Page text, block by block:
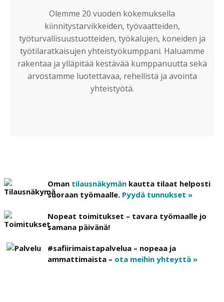
Olemme 20 vuoden kokemuksella
kiinnitystarvikkeiden, työvaatteiden,
työturvallisuustuotteiden, työkalujen, koneiden ja
työtilaratkaisujen yhteistyökumppani. Haluamme
rakentaa ja ylläpitää kestävää kumppanuutta sekä
arvostamme luotettavaa, rehellistä ja avointa
yhteistyötä.
Oman tilausnäkymän kautta tilaat helposti
suoraan työmaalle. Pyydä tunnukset »
Nopeat toimitukset – tavara työmaalle jo
samana päivänä!
#safiirimaistapalvelua – nopeaa ja
ammattimaista – ota meihin yhteyttä »